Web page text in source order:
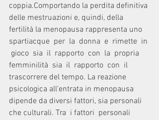
coppia.Comportando la perdita definitiva
delle mestruazioni e, quindi, della
fertilità la menopausa rappresenta uno
spartiacque  per  la  donna  e  rimette  in
gioco  sia  il  rapporto  con  la  propria
femminilità  sia  il  rapporto  con  il
trascorrere del tempo. La reazione
psicologica all'entrata in menopausa
dipende da diversi fattori, sia personali
che culturali. Tra  i fattori  personali